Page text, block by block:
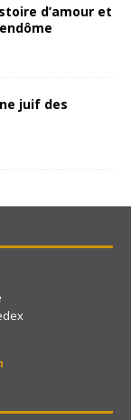
d’amour et
juif des